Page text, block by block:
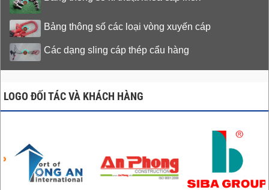
Bảng thông số các loại vòng xuyến cáp
Các dạng sling cáp thép cẩu hàng
LOGO ĐỐI TÁC VÀ KHÁCH HÀNG